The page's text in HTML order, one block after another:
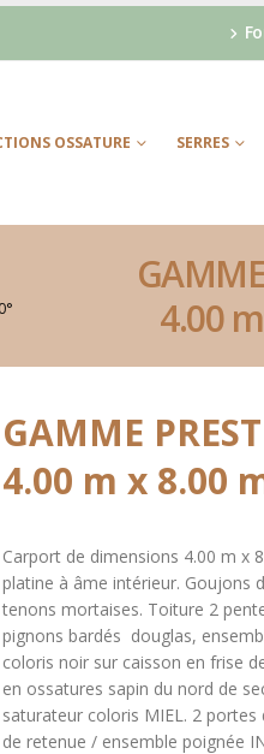
OSSATURE SERRES
4.00
GAMME
4.00 m x 8.00
Carport de dimensions 4.00 m x
platine à âme intérieur. Goujons
tenons mortaises. Toiture 2
pignons bardés douglas,
coloris noir sur caisson en frise
en ossatures sapin du nord de
saturateur coloris MIEL. 2
de retenue / ensemble poignée